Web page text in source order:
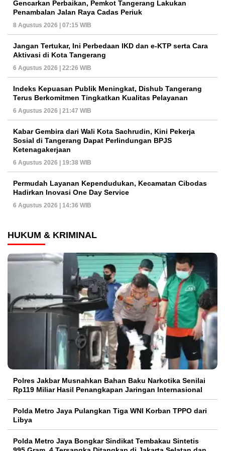
Gencarkan Perbaikan, Pemkot Tangerang Lakukan
Penambalan Jalan Raya Cadas Periuk
8 Agustus 2026 | 07:15 WIB
Jangan Tertukar, Ini Perbedaan IKD dan e-KTP serta Cara
Aktivasi di Kota Tangerang
6 Agustus 2026 | 22:26 WIB
Indeks Kepuasan Publik Meningkat, Dishub Tangerang
Terus Berkomitmen Tingkatkan Kualitas Pelayanan
6 Agustus 2026 | 21:47 WIB
Kabar Gembira dari Wali Kota Sachrudin, Kini Pekerja
Sosial di Tangerang Dapat Perlindungan BPJS
Ketenagakerjaan
6 Agustus 2026 | 19:38 WIB
Permudah Layanan Kependudukan, Kecamatan Cibodas
Hadirkan Inovasi One Day Service
6 Agustus 2026 | 14:36 WIB
HUKUM & KRIMINAL
Polres Jakbar Musnahkan Bahan Baku Narkotika Senilai
Rp119 Miliar Hasil Penangkapan Jaringan Internasional
Polda Metro Jaya Pulangkan Tiga WNI Korban TPPO dari
Libya
Polda Metro Jaya Bongkar Sindikat Tembakau Sintetis